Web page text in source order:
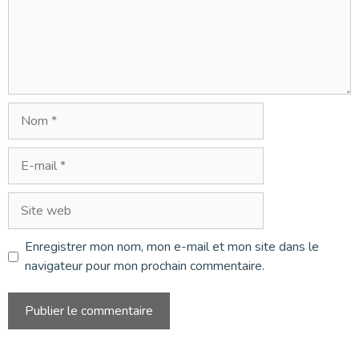
mail
web
Enregistrer mon nom, mon e-mail et mon site dans le
navigateur pour mon prochain commentaire.